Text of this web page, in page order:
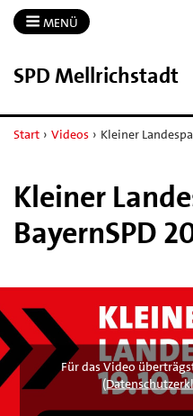
MENÜ
SPD Mellrichstadt
Start › Videos › Kleiner
Kleiner
BayernSPD
Für das Video
(